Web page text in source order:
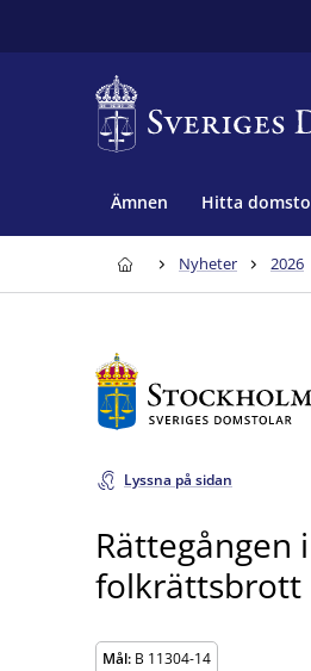
Ämnen Hitta
Nyheter 2026
Lyssna på sidan
folkrättsbrott
Mål: B 11304-14